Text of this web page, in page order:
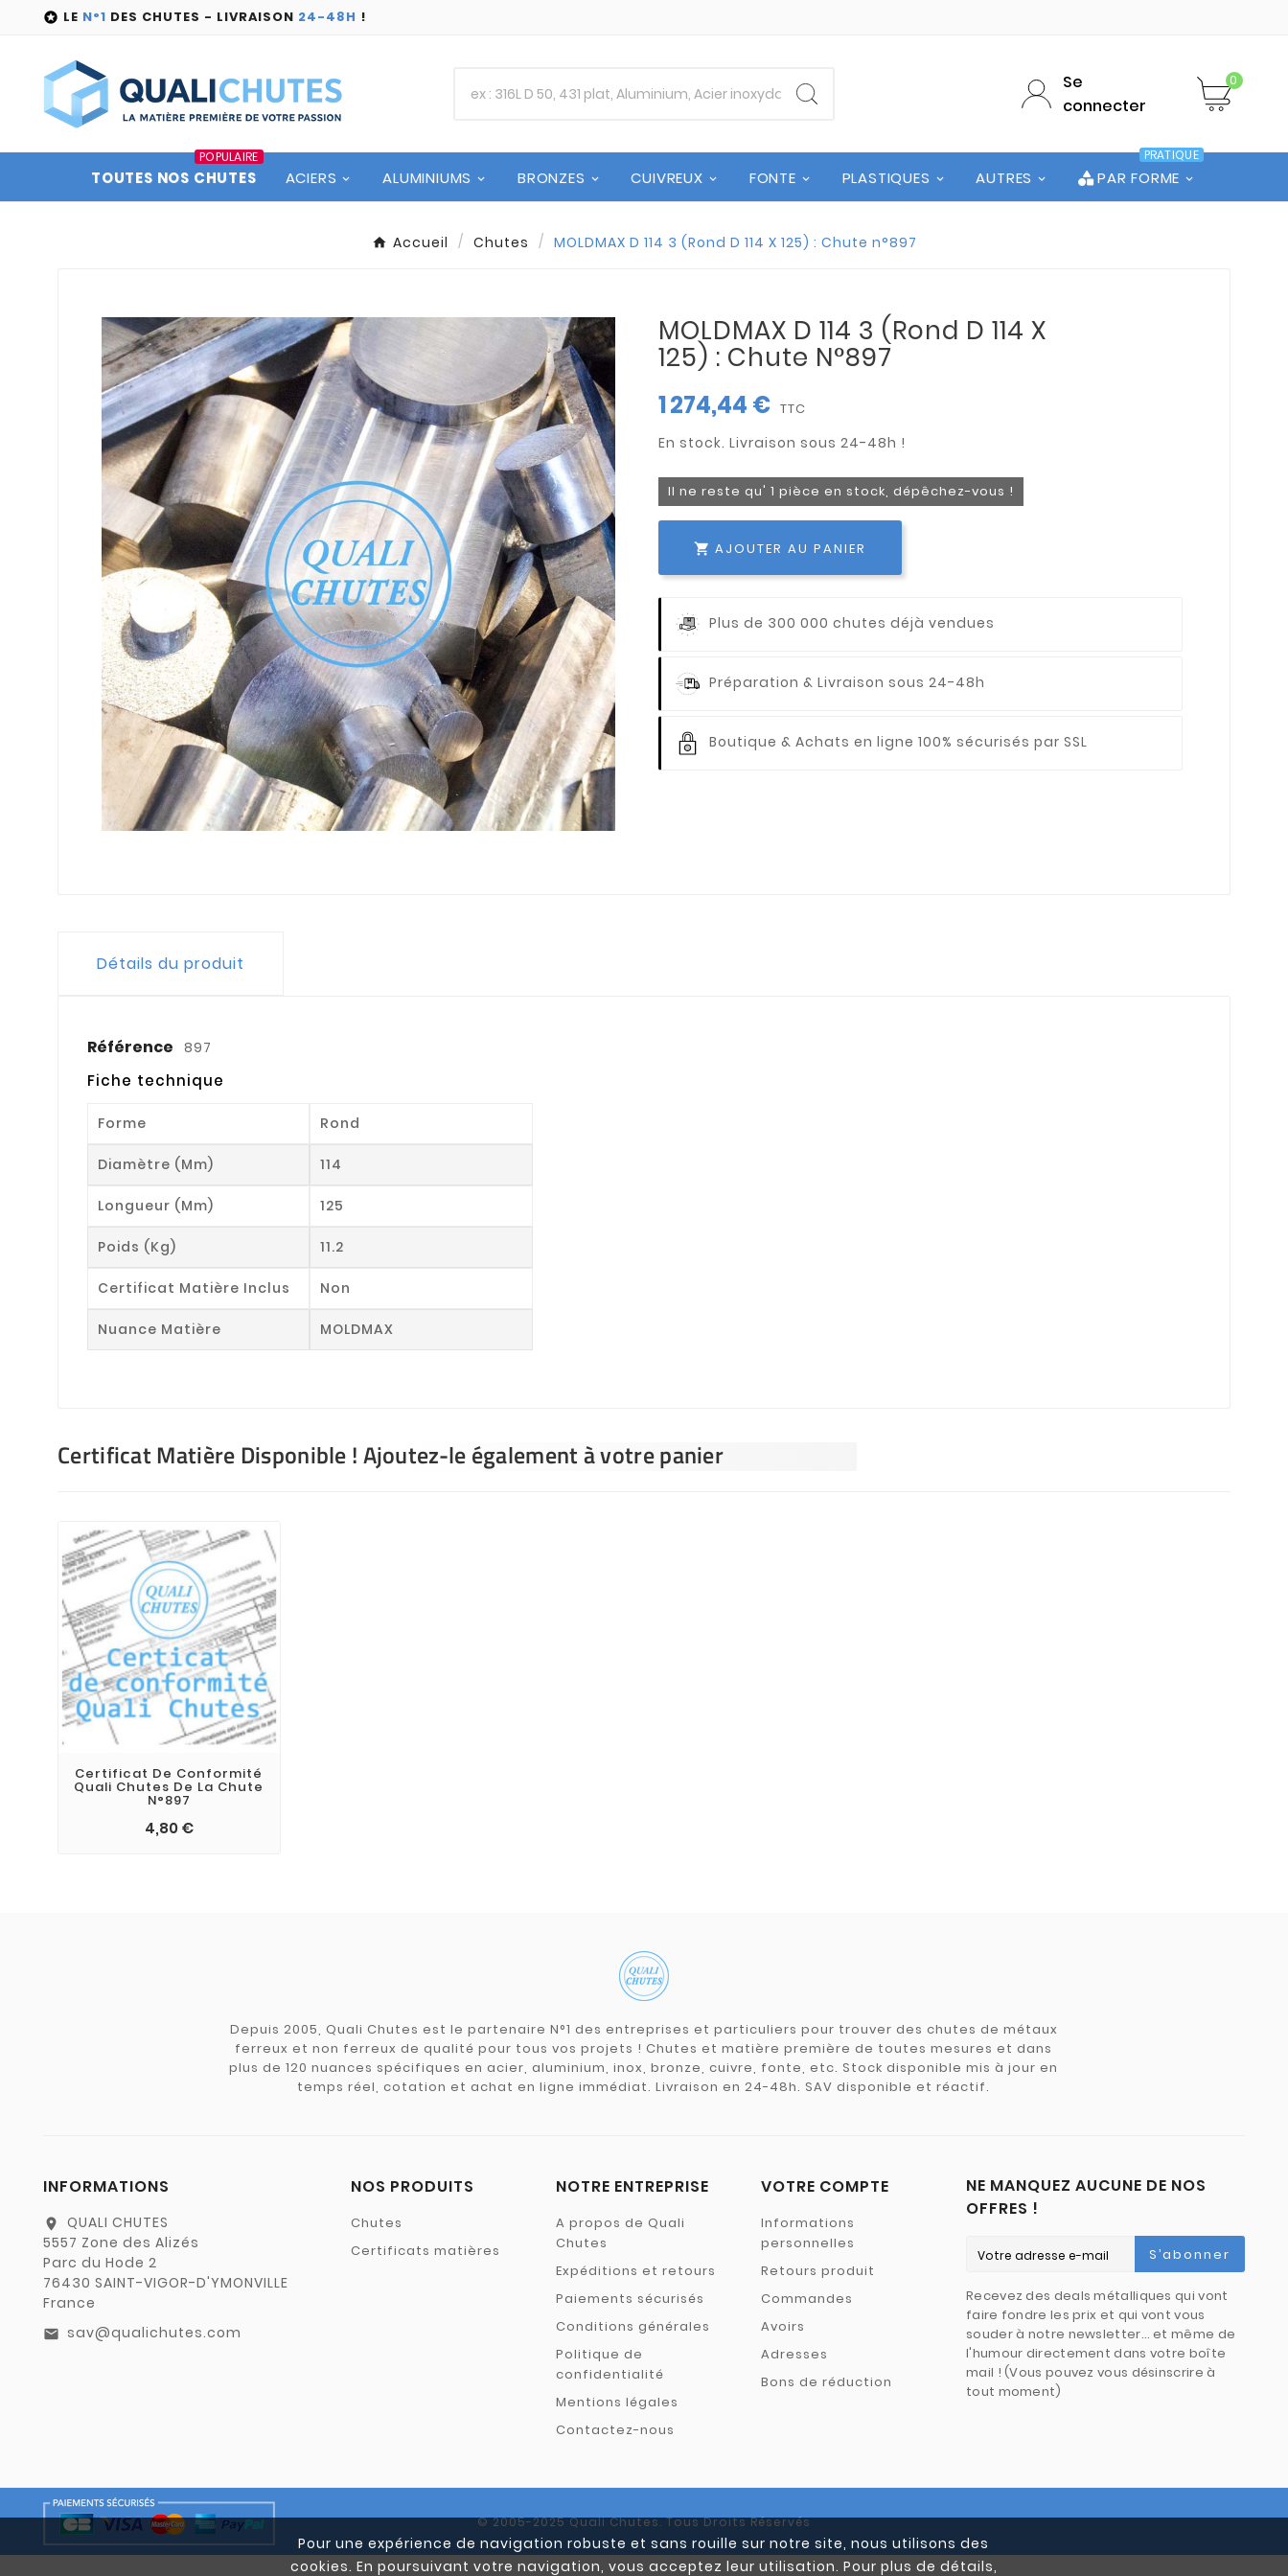
Pour une expérience de navigation robuste et sans rouille sur notre site, nous utilisons des
cookies. En poursuivant votre navigation, vous acceptez leur utilisation. Pour plus de détails,
 LE N°1 DES CHUTES - LIVRAISON 24-48H !
Se
connecter
0
TOUTES NOS CHUTES
POPULAIRE
ACIERS ALUMINIUMS BRONZES CUIVREUX FONTE PLASTIQUES AUTRES PAR FORME
PRATIQUE
Accueil Chutes MOLDMAX D 114 3 (Rond D 114 X 125) : Chute n°897
MOLDMAX D 114 3 (Rond D 114 X
125) : Chute N°897
1 274,44 € TTC
Il ne reste qu' 1 pièce en stock, dépêchez-vous !
 AJOUTER AU PANIER
Plus de 300 000 chutes déjà vendues
Préparation & Livraison sous 24-48h
Boutique & Achats en ligne 100% sécurisés par SSL
Détails du produit
Référence 897
Fiche technique
Forme Rond
Diamètre (mm) 114
Longueur (mm) 125
Poids (kg) 11.2
Certificat Matière Inclus Non
Nuance Matière MOLDMAX
Certificat Matière Disponible ! Ajoutez-le également à votre panier
Certificat De Conformité
Quali Chutes De La Chute
N°897
4,80 €
Depuis 2005, Quali Chutes est le partenaire N°1 des entreprises et particuliers pour trouver des chutes de métaux
ferreux et non ferreux de qualité pour tous vos projets ! Chutes et matière première de toutes mesures et dans
plus de 120 nuances spécifiques en acier, aluminium, inox, bronze, cuivre, fonte, etc. Stock disponible mis à jour en
temps réel, cotation et achat en ligne immédiat. Livraison en 24-48h. SAV disponible et réactif.
INFORMATIONS
location_on
QUALI CHUTES
5557 Zone des Alizés
Parc du Hode 2
76430 SAINT-VIGOR-D'YMONVILLE
France
email sav@qualichutes.com
NOS PRODUITS
Chutes
Certificats matières
NOTRE ENTREPRISE
A propos de Quali
Chutes
Expéditions et retours
Paiements sécurisés
Conditions générales
Politique de
confidentialité
Mentions légales
Contactez-nous
VOTRE COMPTE
Informations
personnelles
Retours produit
Commandes
Avoirs
Adresses
Bons de réduction
NE MANQUEZ AUCUNE DE NOS
OFFRES !
S’abonner
Recevez des deals métalliques qui vont
faire fondre les prix et qui vont vous
souder à notre newsletter… et même de
l'humour directement dans votre boîte
mail ! (Vous pouvez vous désinscrire à
tout moment)
© 2005-2025 Quali Chutes. Tous Droits Réservés